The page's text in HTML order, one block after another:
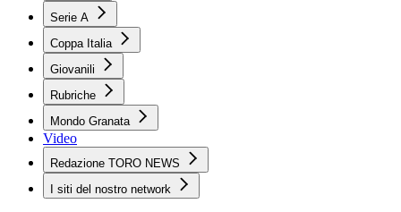
Serie A
Coppa Italia
Giovanili
Rubriche
Mondo Granata
Video
Redazione TORO NEWS
I siti del nostro network